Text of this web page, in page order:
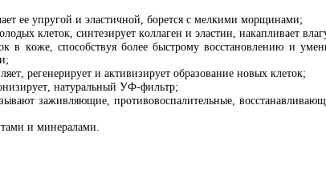
ее упругой и эластичной, борется с мелкими морщинами;
клеток, синтезирует коллаген и эластин, накапливает
в коже, способствуя более быстрому восстановлению и
регенерирует и активизирует образование новых клеток;
натуральный УФ-фильтр;
заживляющие, противовоспалительные,
и минералами.